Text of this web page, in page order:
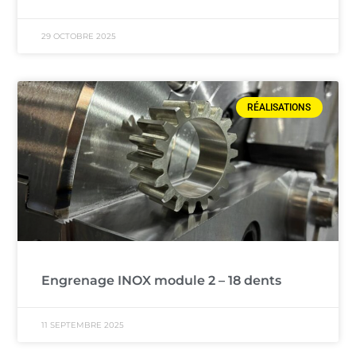
29 OCTOBRE 2025
RÉALISATIONS
Engrenage INOX module 2 – 18 dents
11 SEPTEMBRE 2025